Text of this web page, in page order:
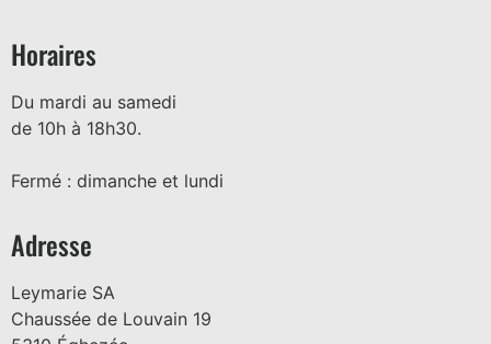
Horaires
Du mardi au samedi
de 10h à 18h30.
Fermé : dimanche et lundi
Adresse
Leymarie SA
Chaussée de Louvain 19